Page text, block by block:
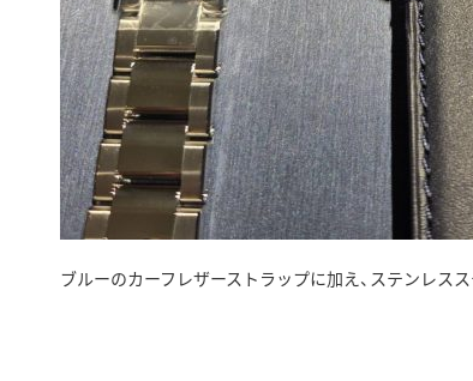
ブルーのカーフレザーストラップに加え、ステンレス